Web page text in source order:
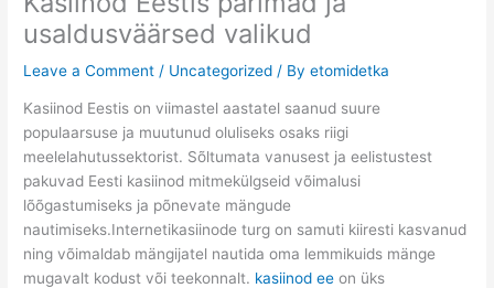
usaldusväärsed valikud
Leave a Comment / Uncategorized / Byetomidetka
Kasiinod Eestis on viimastel aastatel saanud suure
populaarsuse ja muutunud oluliseks osaks riigi
meelelahutussektorist. Sõltumata vanusest ja eelistustest
pakuvad Eesti kasiinod mitmekülgseid võimalusi
lõõgastumiseks ja põnevate mängude
nautimiseks.Internetikasiinode turg on samuti kiiresti kasvanud
ning võimaldab mängijatel nautida oma lemmikuids mänge
mugavalt kodust või teekonnalt. kasiinod ee on üks